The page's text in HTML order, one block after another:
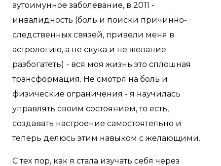
аутоимунное заболевание, в 2011 -
инвалидность (боль и поиски причинно-
следственных связей, привели меня в
астрологию, а не скука и не желание
разбогатеть) - вся моя жизнь это сплошная
трансформация. Не смотря на боль и
физические ограничения - я научилась
управлять своим состоянием, то есть,
создавать настроение самостоятельно и
теперь делюсь этим навыком с желающими.
С тех пор, как я стала изучать себя через